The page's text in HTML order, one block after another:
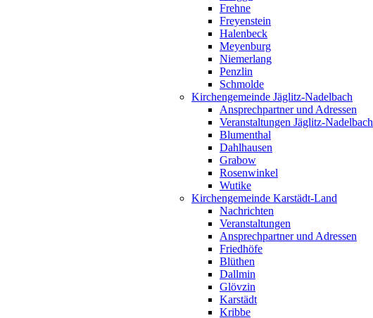
Frehne
Freyenstein
Halenbeck
Meyenburg
Niemerlang
Penzlin
Schmolde
Kirchengemeinde Jäglitz-Nadelbach
Ansprechpartner und Adressen
Veranstaltungen Jäglitz-Nadelbach
Blumenthal
Dahlhausen
Grabow
Rosenwinkel
Wutike
Kirchengemeinde Karstädt-Land
Nachrichten
Veranstaltungen
Ansprechpartner und Adressen
Friedhöfe
Blüthen
Dallmin
Glövzin
Karstädt
Kribbe